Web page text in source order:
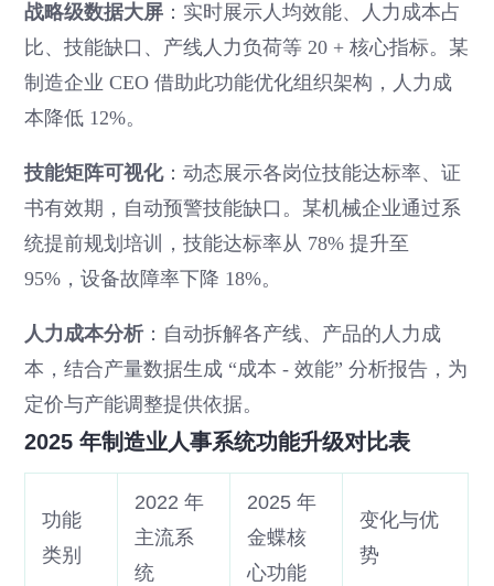
战略级数据大屏 ：实时展示人均效能、人力成本占
比、技能缺口、产线人力负荷等 20 + 核心指标。某
制造企业 CEO 借助此功能优化组织架构，人力成
本降低 12%。
技能矩阵可视化：动态展示各岗位技能达标率、证
书有效期，自动预警技能缺口。某机械企业通过系
统提前规划培训，技能达标率从 78% 提升至
95%，设备故障率下降 18%。
人力成本分析：自动拆解各产线、产品的人力成
本，结合产量数据生成 “成本 - 效能” 分析报告，为
定价与产能调整提供依据。
2025 年制造业人事系统功能升级对比表
功能
类别
2022 年
主流系
统
2025 年
金蝶核
心功能
变化与优
势